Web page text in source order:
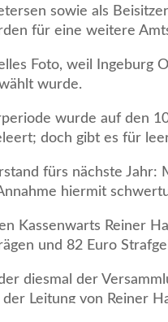
sowie als
für eine weitere
Foto, weil Ingeburg
wurde.
wurde auf den
doch gibt es für
fürs nächste
hiermit
Kassenwarts Reiner
und 82 Euro
diesmal der
Leitung von Reiner